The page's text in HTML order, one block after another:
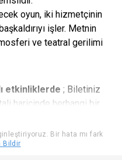
oyun, iki hizmetçinin
işler. Metnin
ve teatral gerilimi
etkinliklerde ; Biletiniz
haricinde herhangi bir
geçmenizi rica
işlemi
Bir hata mı fark
Bildir